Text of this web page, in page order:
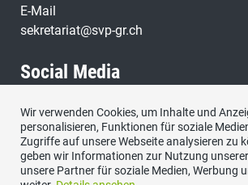
E-Mail
sekretariat@svp-gr.ch
Social Media
Besuchen Sie uns bei:
Wir verwenden Cookies, um Inhalte und
personalisieren, Funktionen für soziale
Zugriffe auf unsere Webseite analysieren zu
geben wir Informationen zur Nutzung
unsere Partner für soziale Medien, Werbung